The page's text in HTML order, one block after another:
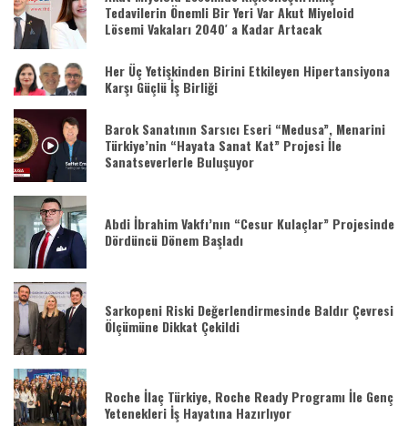
Tedavilerin Önemli Bir Yeri Var Akut Miyeloid
Lösemi Vakaları 2040′ a Kadar Artacak
Her Üç Yetişkinden Birini Etkileyen Hipertansiyona
Karşı Güçlü İş Birliği
Barok Sanatının Sarsıcı Eseri “Medusa”, Menarini
Türkiye’nin “Hayata Sanat Kat” Projesi İle
Sanatseverlerle Buluşuyor
Abdi İbrahim Vakfı’nın “Cesur Kulaçlar” Projesinde
Dördüncü Dönem Başladı
Sarkopeni Riski Değerlendirmesinde Baldır Çevresi
Ölçümüne Dikkat Çekildi
Roche İlaç Türkiye, Roche Ready Programı İle Genç
Yetenekleri İş Hayatına Hazırlıyor